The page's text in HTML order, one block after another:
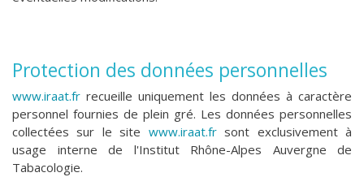
Protection des données personnelles
www.iraat.fr recueille uniquement les données à caractère
personnel fournies de plein gré. Les données personnelles
collectées sur le site www.iraat.frsont exclusivement à
usage interne de l'Institut Rhône-Alpes Auvergne de
Tabacologie.